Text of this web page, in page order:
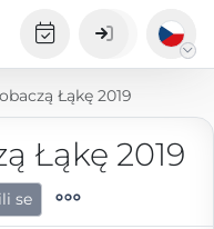
Łąkę 2019
Łąkę 2019
se